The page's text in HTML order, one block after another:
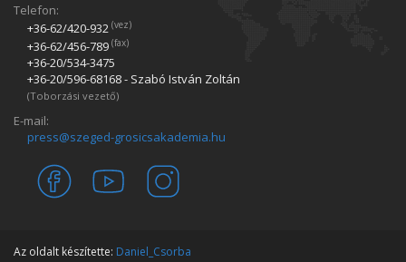
Telefon:
+36-62/420­-932 (vez)
+36-62/456­-789 (fax)
+36-20/534­-3475
+36-20/596­-68168 - Szabó István Zoltán
(Toborzási vezető)
E-mail:
press@szeged-grosicsakademia.hu
Az oldalt készítette: Daniel_Csorba